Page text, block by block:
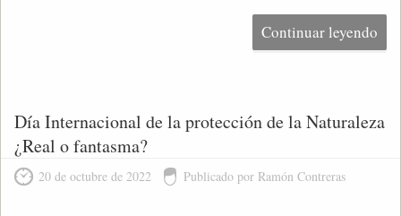
Continuar leyendo
Día Internacional de la protección de la Naturaleza
¿Real o fantasma?
20 de octubre de 2022 Publicado por Ramón Contreras